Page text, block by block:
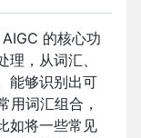
的核心功
，从词汇、
能够识别出可
用词汇组合，
如将一些常见